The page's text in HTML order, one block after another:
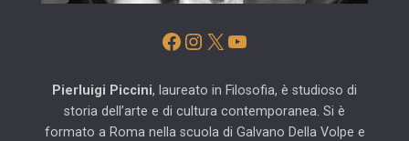
Facebook
Instagram
X YouTube
Pierluigi Piccini, laureato in Filosofia, è studioso di
storia dell’arte e di cultura contemporanea. Si è
formato a Roma nella scuola di Galvano Della Volpe e